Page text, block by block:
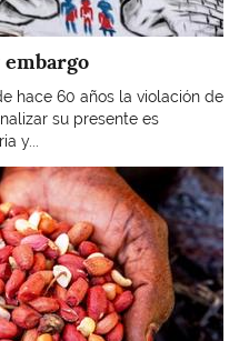
embargo
hace 60 años la violación de
su presente es
y...